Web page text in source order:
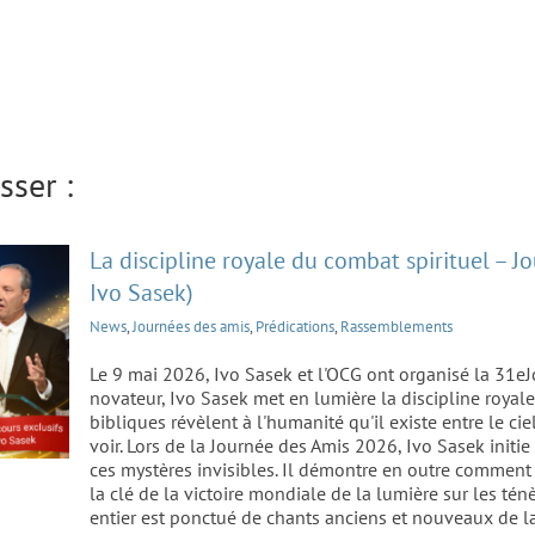
:
La discipline royale du combat spirituel –
Ivo Sasek)
News,Journées des amis, Prédications, Rassemblements
Le 9 mai 2026, Ivo Sasek et l'OCG ont organisé la
novateur, Ivo Sasek met en lumière la discipline
bibliques révèlent à l'humanité qu'il existe entre le
voir. Lors de la Journée des Amis 2026, Ivo Sasek
ces mystères invisibles. Il démontre en outre
la clé de la victoire mondiale de la lumière sur les
entier est ponctué de chants anciens et nouveaux de